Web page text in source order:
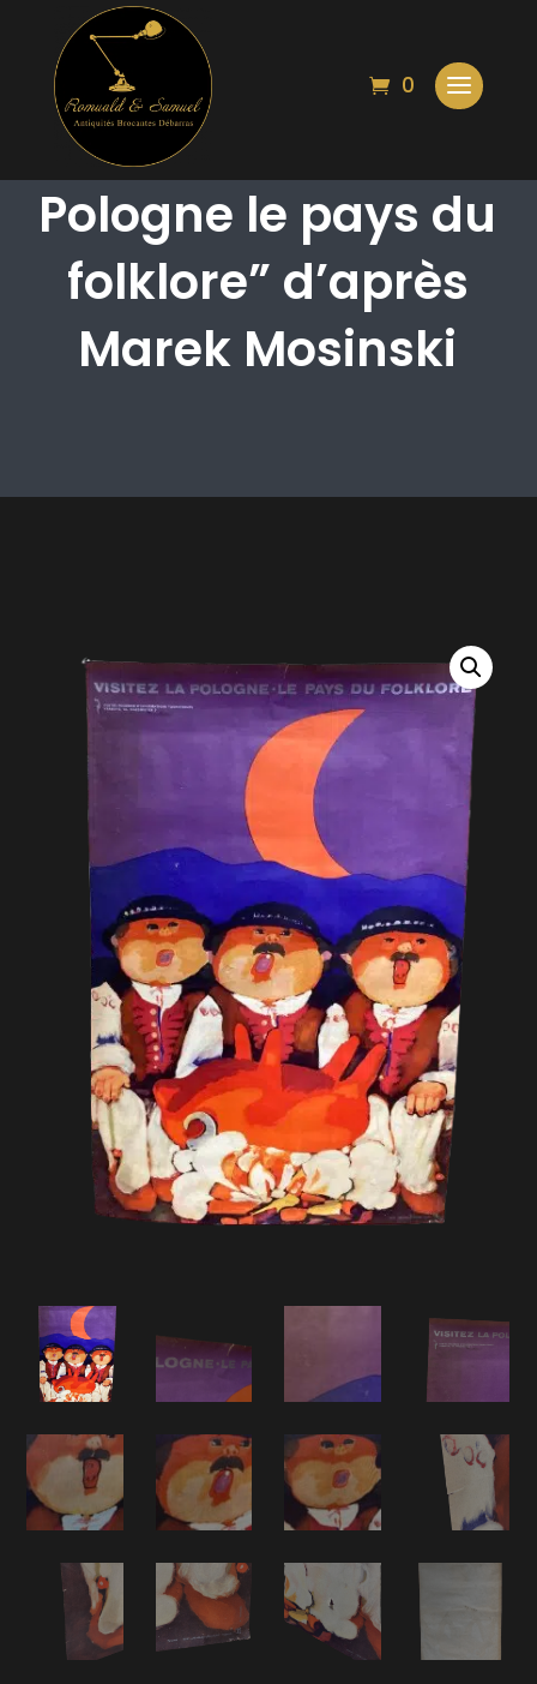
0
Affiche “Visitez la
Pologne le pays du
folklore” d’après
Marek Mosinski